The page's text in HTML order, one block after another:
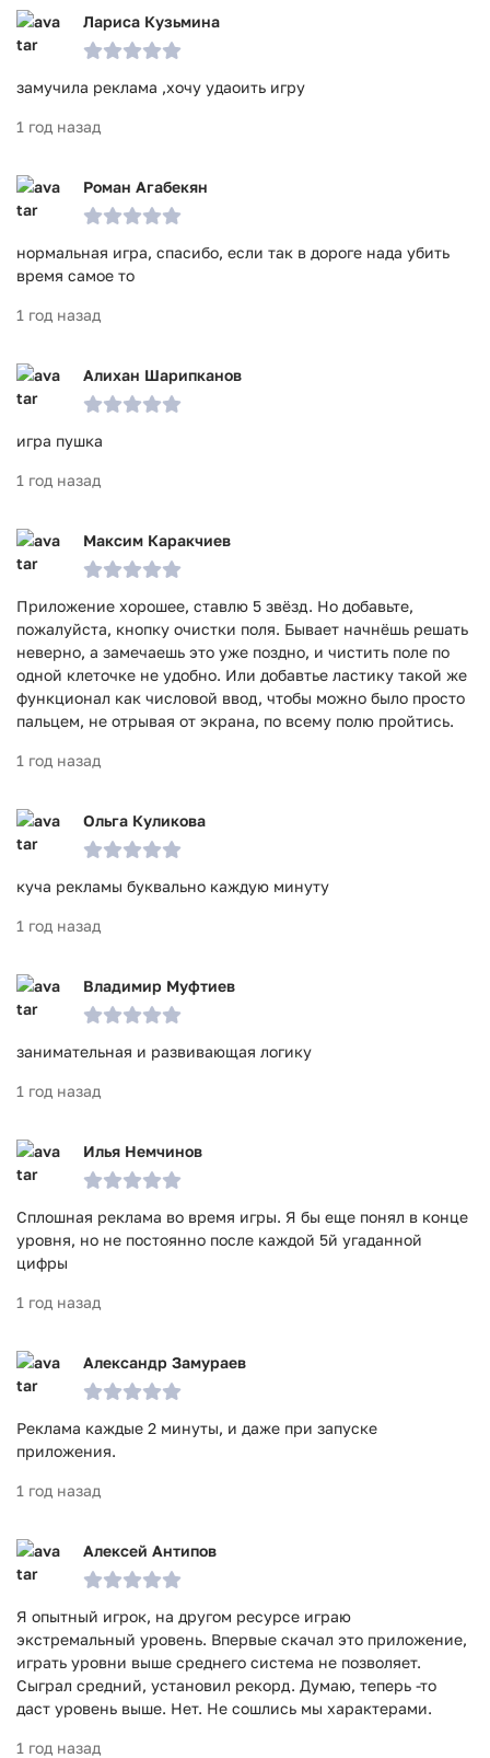
Лариса Кузьмина
замучила реклама ,хочу удаоить игру
1 год назад
Роман Агабекян
нормальная игра, спасибо, если так в дороге нада убить
время самое то
1 год назад
Алихан Шарипканов
игра пушка
1 год назад
Максим Каракчиев
Приложение хорошее, ставлю 5 звёзд. Но добавьте,
пожалуйста, кнопку очистки поля. Бывает начнёшь решать
неверно, а замечаешь это уже поздно, и чистить поле по
одной клеточке не удобно. Или добавтье ластику такой же
функционал как числовой ввод, чтобы можно было просто
пальцем, не отрывая от экрана, по всему полю пройтись.
1 год назад
Ольга Куликова
куча рекламы буквально каждую минуту
1 год назад
Владимир Муфтиев
занимательная и развивающая логику
1 год назад
Илья Немчинов
Сплошная реклама во время игры. Я бы еще понял в конце
уровня, но не постоянно после каждой 5й угаданной
цифры
1 год назад
Александр Замураев
Реклама каждые 2 минуты, и даже при запуске
приложения.
1 год назад
Алексей Антипов
Я опытный игрок, на другом ресурсе играю
экстремальный уровень. Впервые скачал это приложение,
играть уровни выше среднего система не позволяет.
Сыграл средний, установил рекорд. Думаю, теперь -то
даст уровень выше. Нет. Не сошлись мы характерами.
1 год назад